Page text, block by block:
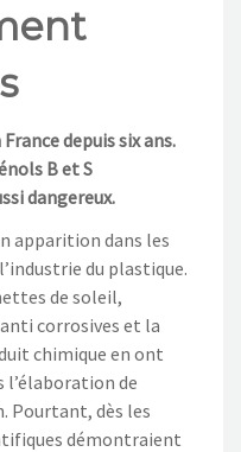
depuis six ans.
B et S
dangereux.
apparition dans les
du plastique.
de soleil,
corrosives et la
chimique en ont
l’élaboration de
Pourtant, dès les
démontraient